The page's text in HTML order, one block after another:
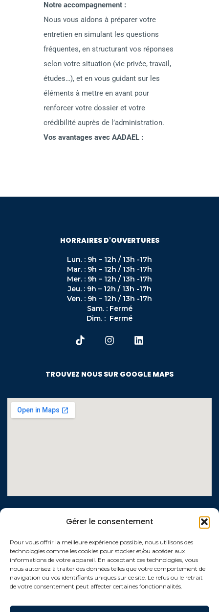
Gérer le consentement
Pour vous offrir la meilleure expérience possible, nous utilisons des
technologies comme les cookies pour stocker et/ou accéder aux
informations de votre appareil. En acceptant ces technologies, vous
nous autorisez à traiter des données telles que votre comportement de
navigation ou vos identifiants uniques sur ce site. Le refus ou le retrait
de votre consentement peut affecter certaines fonctionnalités.
Notre accompagnement :
Nous vous aidons à préparer votre
entretien en simulant les questions
fréquentes, en structurant vos réponses
selon votre situation (vie privée, travail,
études…), et en vous guidant sur les
éléments à mettre en avant pour
renforcer votre dossier et votre
crédibilité auprès de l’administration.
Vos avantages avec AADAEL :
Évitez les oublis ou erreurs
votre arrivée
HORRAIRES D'OUVERTURES
Lun. : 9h – 12h / 13h -17h
Mar. : 9h – 12h / 13h -17h
Mer. : 9h – 12h / 13h -17h
Jeu. : 9h – 12h / 13h -17h
Ven. : 9h – 12h / 13h -17h
Sam. : Fermé
Dim. : Fermé
TROUVEZ NOUS SUR GOOGLE MAPS
LIENS UTILES
Qui sommes-nous ?
Conditions générales de vente
Politique de confidentialité
Mentions légales